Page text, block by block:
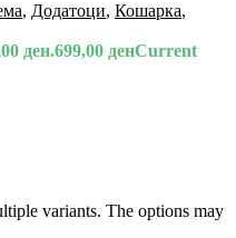
, Додатоци, Кошарка,
ден.699,00 денCurrent
variants. The options may